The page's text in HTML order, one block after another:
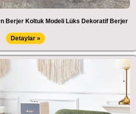
Berjer Koltuk Modeli Lüks Dekoratif Berjer
Detaylar »